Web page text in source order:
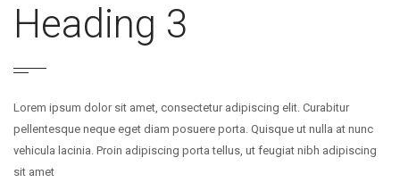
Heading 3
Lorem ipsum dolor sit amet, consectetur adipiscing elit. Curabitur
pellentesque neque eget diam posuere porta. Quisque ut nulla at nunc
vehicula lacinia. Proin adipiscing porta tellus, ut feugiat nibh adipiscing
sit amet